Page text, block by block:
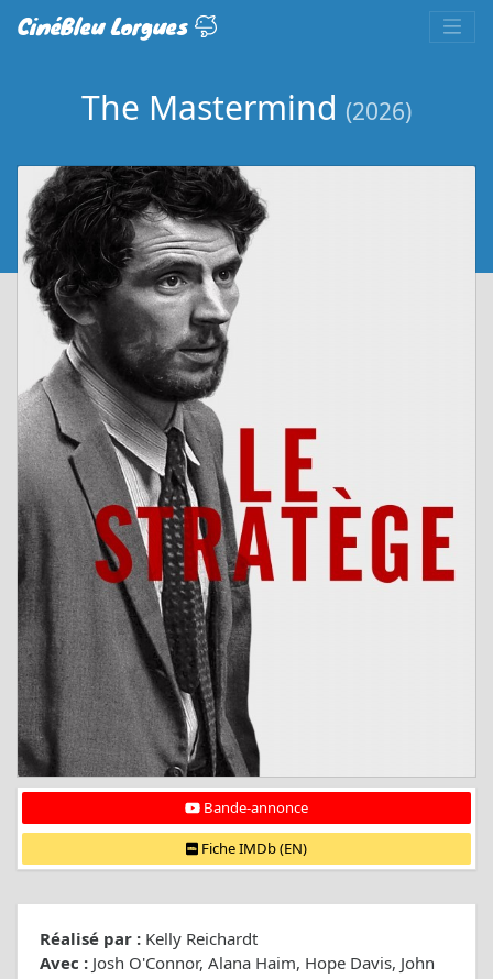
CinéBleu Lorgues
The Mastermind (2026)
Bande-annonce
Fiche IMDb (EN)
Réalisé par : Kelly Reichardt
Avec : Josh O'Connor, Alana Haim, Hope Davis, John